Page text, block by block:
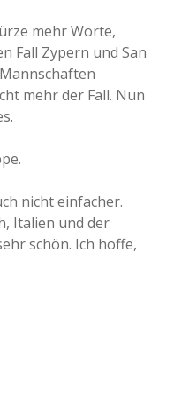
mehr Worte,
Fall Zypern und San
mehr der Fall. Nun
nicht einfacher.
Italien und der
schön. Ich hoffe,